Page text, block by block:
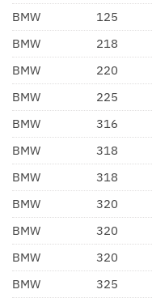
BMW
125
BMW
218
BMW
220
BMW
225
BMW
316
BMW
318
BMW
318
BMW
320
BMW
320
BMW
320
BMW
325